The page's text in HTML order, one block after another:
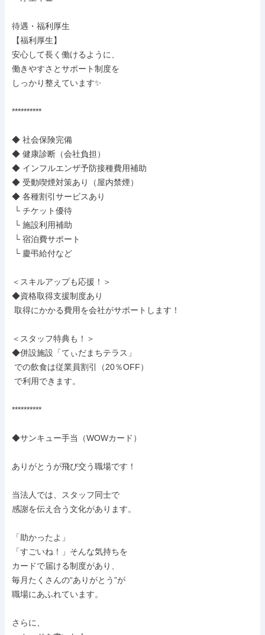
待遇・福利厚生
【福利厚生】
安心して長く働けるように、
働きやすさとサポート制度を
しっかり整えています✨
**********
◆ 社会保険完備
◆ 健康診断（会社負担）
◆ インフルエンザ予防接種費用補助
◆ 受動喫煙対策あり（屋内禁煙）
◆ 各種割引サービスあり
＜スキルアップも応援！＞
◆資格取得支援制度あり
＜スタッフ特典も！＞
◆併設施設「てぃだまちテラス」
**********
◆サンキュー手当（WOWカード）
ありがとうが飛び交う職場です！
当法人では、スタッフ同士で
感謝を伝え合う文化があります。
「助かったよ」
「すごいね！」そんな気持ちを
カードで届ける制度があり、
毎月たくさんの“ありがとう”が
職場にあふれています。
さらに、